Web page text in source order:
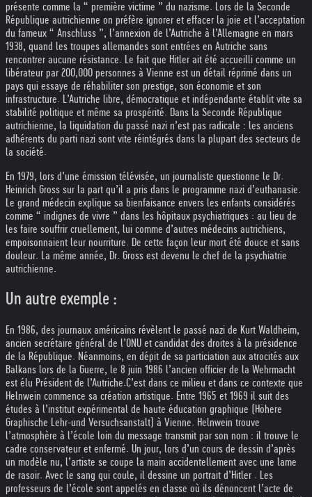
présente comme la “ première victime ” du nazisme. Lors de la Seconde
République autrichienne on préfère ignorer et effacer la joie et l’acceptation
du fameux “ Anschluss ”, l’annexion de l’Autriche à l’Allemagne en mars
1938, quand les troupes allemandes sont entrées en Autriche sans
rencontrer aucune résistance. Le fait que Hitler ait été accueilli comme un
libérateur par 200,000 personnes à Vienne est un détail réprimé dans un
pays qui essaye de réhabiliter son prestige, son économie et son
infrastructure. L’Autriche libre, démocratique et indépendante établit vite sa
stabilité politique et même sa prospérité. Dans la Seconde République
autrichienne, la liquidation du passé nazi n’est pas radicale : les anciens
adhérents du parti nazi sont vite réintégrés dans la plupart des secteurs de
la société.
En 1979, lors d’une émission télévisée, un journaliste questionne le Dr.
Heinrich Gross sur la part qu’il a pris dans le programme nazi d’euthanasie.
Le grand médecin explique sa bienfaisance envers les enfants considérés
comme “ indignes de vivre ” dans les hôpitaux psychiatriques : au lieu de
les faire souffrir cruellement, lui comme d’autres médecins autrichiens,
empoisonnaient leur nourriture. De cette façon leur mort été douce et sans
douleur. La même année, Dr. Gross est devenu le chef de la psychiatrie
autrichienne.
Un autre exemple :
En 1986, des journaux américains révèlent le passé nazi de Kurt Waldheim,
ancien secrétaire général de l’ONU et candidat des droites à la présidence
de la République. Néanmoins, en dépit de sa particiation aux atrocités aux
Balkans lors de la Guerre, le 8 juin 1986 l’ancien officier de la Wehrmacht
est élu Président de l’Autriche.C’est dans ce milieu et dans ce contexte que
Helnwein commence sa création artistique. Entre 1965 et 1969 il suit des
études à l’institut expérimental de haute éducation graphique (Höhere
Graphische Lehr-und Versuchsanstalt) à Vienne. Helnwein trouve
l’atmosphère à l’école loin du message transmit par son nom : il trouve le
cadre conservateur et enfermé. Un jour, lors d’un cours de dessin d’après
un modèle nu, l’artiste se coupe la main accidentellement avec une lame
de rasoir. Avec le sang qui coule, il dessine un portrait d’Hitler . Les
professeurs de l’école sont appelés en classe où ils dénoncent l’acte de